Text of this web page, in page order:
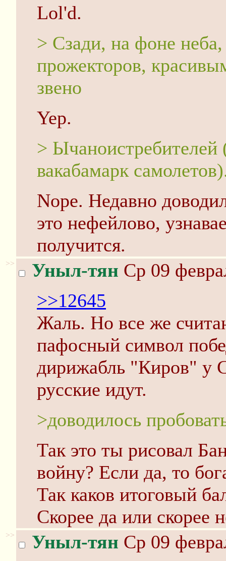
Lol'd.
> Сзади, на фоне
прожекторов,
звено
Yep.
> Ычаноистребителей
вакабамарк
Nope. Недавно
это нефейлово,
получится.
>> Уныл-тян Ср 09
>>12645
Жаль. Но все же
пафосный символ
дирижабль "Киров" у
русские идут.
>доводилось
Так это ты рисовал
войну? Если да, то
Так каков итоговый
Скорее да или скорее
>> Уныл-тян Ср 09